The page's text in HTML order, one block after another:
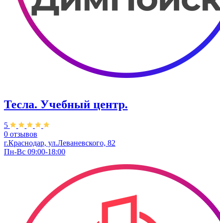
Тесла. Учебный центр.
5
0 отзывов
г.Краснодар, ул.Леваневского, 82
Пн-Вс 09:00-18:00